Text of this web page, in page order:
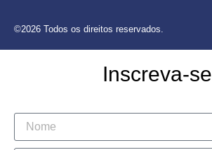
©2026 Todos os direitos reservados.
Inscreva-se